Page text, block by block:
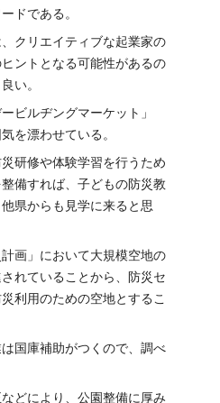
ドである。
、クリエイティブな起業家の
ントとなる可能性があるの
い。
ビルヂングマーケット」
を漂わせている。
研修や体験学習を行うため
備すれば、子どもの防災教
県からも見学に来ると思
計画」において大規模空地の
れていることから、防災セ
利用のための空地とするこ
国庫補助がつくので、調べ
どにより、公園整備に厚み